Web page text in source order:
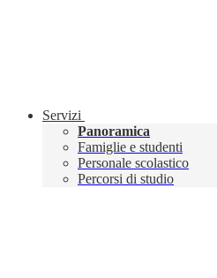
Servizi
Panoramica
Famiglie e studenti
Personale scolastico
Percorsi di studio